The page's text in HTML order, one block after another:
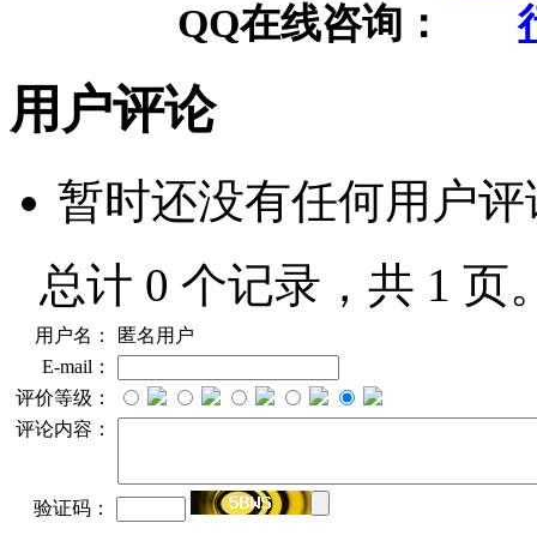
QQ在线咨询：
用户评论
暂时还没有任何用户评
总计 0 个记录，共 1 页
用户名：
匿名用户
E-mail：
评价等级：
评论内容：
验证码：